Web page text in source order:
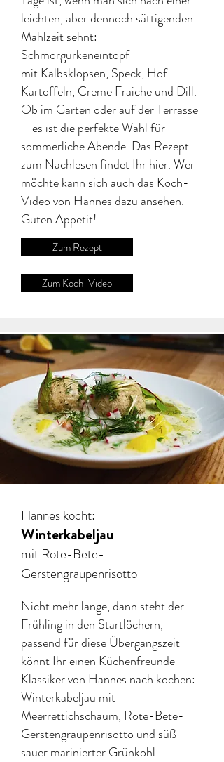
leichten, aber dennoch sättigenden
Mahlzeit sehnt:
Schmorgurkeneintopf
mitKalbsklopsen, Speck, Hof-
Kartoffeln, Creme Fraiche und Dill.
Ob im Garten oder auf der Terrasse
– es ist die perfekte Wahl für
sommerliche Abende. Das Rezept
zum Nachlesen findet Ihr hier. Wer
möchte kann sich auch das Koch-
Video von Hannes dazu ansehen.​
Guten Appetit!
Zum Rezept
Zum Koch-Video
Hannes kocht:
Winterkabeljau
mit Rote-Bete-
Gerstengraupenrisotto
Nicht mehr lange, dann steht der
Frühling in den Startlöchern,
passend für diese Übergangszeit
könnt Ihr einen Küchenfreunde
Klassiker von Hannes nach kochen:
Winterkabeljau mit
Meerrettichschaum, Rote-Bete-
Gerstengraupenrisotto und süß-
sauer marinierter Grünkohl.